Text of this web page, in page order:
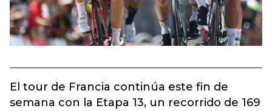
El tour de Francia continúa este fin de
semana con la Etapa 13, un recorrido de 169